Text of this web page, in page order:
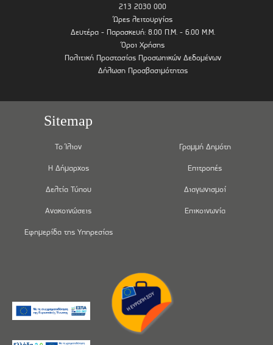
213 2030 000
Ώρες λειτουργίας
Δευτέρα - Παρασκευή: 8.00 Π.Μ. - 6.00 Μ.Μ.
Όροι Χρήσης
Πολιτική Προστασίας Προσωπικών Δεδομένων
Δήλωση Προσβασιμότητας
Sitemap
Το Ίλιον
Η Δήμαρχος
Δελτία Τύπου
Ανακοινώσεις
Εφημερίδα της Υπηρεσίας
Γραμμή Δημότη
Επιτροπές
Διαγωνισμοί
Επικοινωνία